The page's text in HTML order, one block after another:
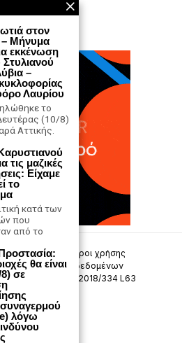
Απορρήτου
Όροι χρήσης
προσωπικών δεδομένων
-σύσταση (ΕΕ) 2018/334 L63
Μ.Η.Τ. 242033
στον
Μήνυμα
εκκένωση
Στυλιανού
–
Λαυρίου
το
(10/8)
Αττικής.
τις μαζικές
Είχαμε
το
κατά των
που
από το
θα είναι
σε
λόγω